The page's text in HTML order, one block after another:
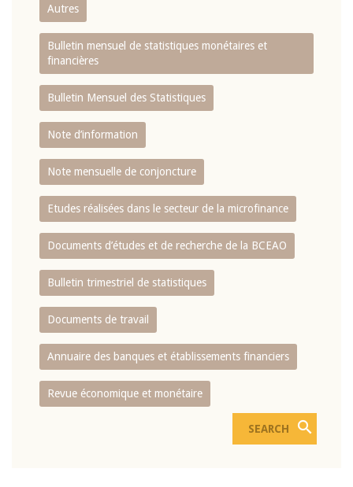
Autres
Bulletin mensuel de statistiques monétaires et
financières
Bulletin Mensuel des Statistiques
Note d’information
Note mensuelle de conjoncture
Etudes réalisées dans le secteur de la microfinance
Documents d’études et de recherche de la BCEAO
Bulletin trimestriel de statistiques
Documents de travail
Annuaire des banques et établissements financiers
Revue économique et monétaire